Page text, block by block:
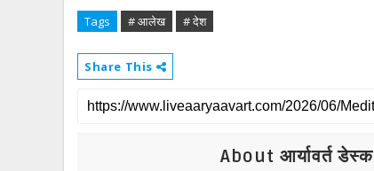
Tags # आलेख # देश
Share This
About आर्यावर्त डेस्क